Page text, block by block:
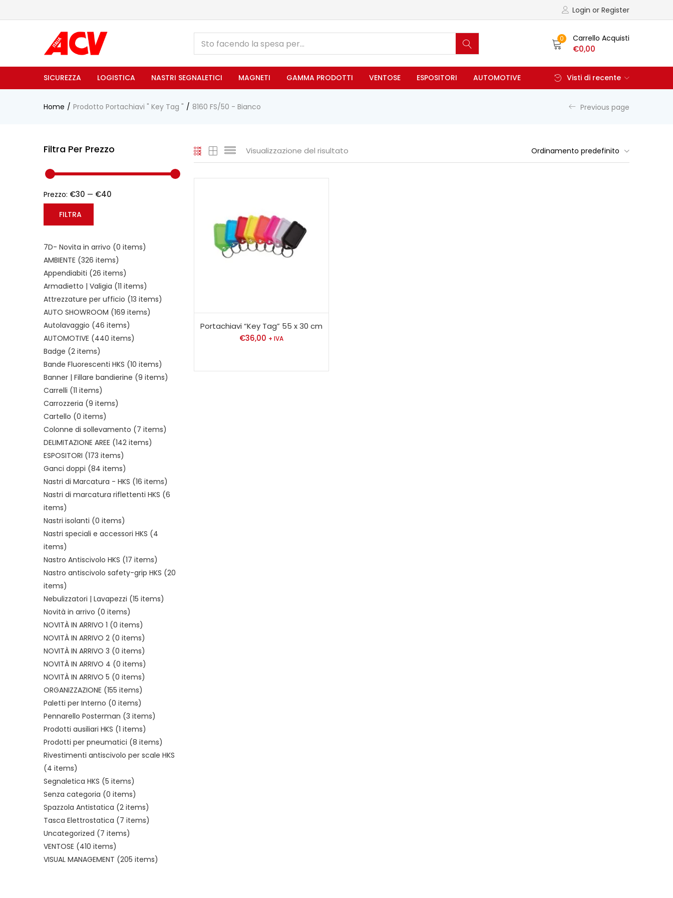
Login or Register
0 Carrello Acquisti
€0,00
SICUREZZA LOGISTICA NASTRI SEGNALETICI MAGNETI GAMMA PRODOTTI VENTOSE ESPOSITORI AUTOMOTIVE Visti di recente
Home Prodotto Portachiavi " Key Tag " 8160 FS/50 - Bianco Previous page
Visualizzazione del risultato Ordinamento predefinito
Portachiavi “Key Tag” 55 x 30 cm
€36,00 + IVA
Filtra Per Prezzo
FILTRA
Prezzo: €30 — €40
7D- Novita in arrivo (0 items)
AMBIENTE (326 items)
Appendiabiti (26 items)
Armadietto | Valigia (11 items)
Attrezzature per ufficio (13 items)
AUTO SHOWROOM (169 items)
Autolavaggio (46 items)
AUTOMOTIVE (440 items)
Badge (2 items)
Bande Fluorescenti HKS (10 items)
Banner | Fillare bandierine (9 items)
Carrelli (11 items)
Carrozzeria (9 items)
Cartello (0 items)
Colonne di sollevamento (7 items)
DELIMITAZIONE AREE (142 items)
ESPOSITORI (173 items)
Ganci doppi (84 items)
Nastri di Marcatura - HKS (16 items)
Nastri di marcatura riflettenti HKS (6
items)
Nastri isolanti (0 items)
Nastri speciali e accessori HKS (4
items)
Nastro Antiscivolo HKS (17 items)
Nastro antiscivolo safety-grip HKS (20
items)
Nebulizzatori | Lavapezzi (15 items)
Novità in arrivo (0 items)
NOVITÀ IN ARRIVO 1 (0 items)
NOVITÀ IN ARRIVO 2 (0 items)
NOVITÀ IN ARRIVO 3 (0 items)
NOVITÀ IN ARRIVO 4 (0 items)
NOVITÀ IN ARRIVO 5 (0 items)
ORGANIZZAZIONE (155 items)
Paletti per Interno (0 items)
Pennarello Posterman (3 items)
Prodotti ausiliari HKS (1 items)
Prodotti per pneumatici (8 items)
Rivestimenti antiscivolo per scale HKS
(4 items)
Segnaletica HKS (5 items)
Senza categoria (0 items)
Spazzola Antistatica (2 items)
Tasca Elettrostatica (7 items)
Uncategorized (7 items)
VENTOSE (410 items)
VISUAL MANAGEMENT (205 items)